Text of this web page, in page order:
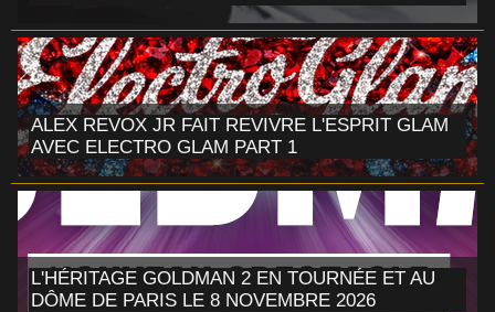
ALEX REVOX JR FAIT REVIVRE L'ESPRIT GLAM
AVEC ELECTRO GLAM PART 1
L'HÉRITAGE GOLDMAN 2 EN TOURNÉE ET AU
DÔME DE PARIS LE 8 NOVEMBRE 2026